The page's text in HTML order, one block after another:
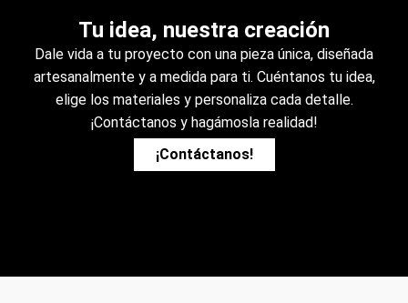
Tu idea, nuestra creación
Dale vida a tu proyecto con una pieza única, diseñada
artesanalmente y a medida para ti. Cuéntanos tu idea,
elige los materiales y personaliza cada detalle.
¡Contáctanos y hagámosla realidad!
¡Contáctanos!